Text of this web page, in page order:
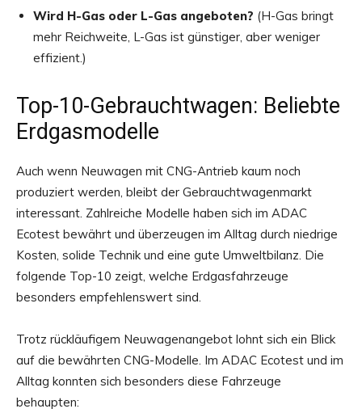
Wird H-Gas oder L-Gas angeboten? (H-Gas bringt
mehr Reichweite, L-Gas ist günstiger, aber weniger
effizient.)
Top-10-Gebrauchtwagen: Beliebte
Erdgasmodelle
Auch wenn Neuwagen mit CNG-Antrieb kaum noch
produziert werden, bleibt der Gebrauchtwagenmarkt
interessant. Zahlreiche Modelle haben sich im ADAC
Ecotest bewährt und überzeugen im Alltag durch niedrige
Kosten, solide Technik und eine gute Umweltbilanz. Die
folgende Top-10 zeigt, welche Erdgasfahrzeuge
besonders empfehlenswert sind.
Trotz rückläufigem Neuwagenangebot lohnt sich ein Blick
auf die bewährten CNG-Modelle. Im ADAC Ecotest und im
Alltag konnten sich besonders diese Fahrzeuge
behaupten: